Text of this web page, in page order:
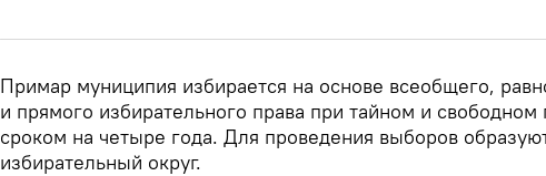
Примар муниципия избирается на основе всеобщего,
и прямого избирательного права при тайном и свободном
сроком на четыре года. Для проведения выборов
избирательный округ.